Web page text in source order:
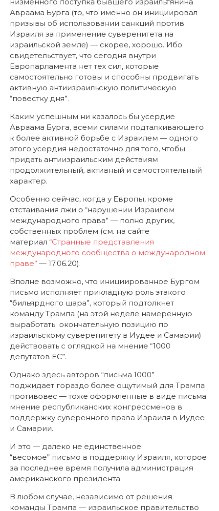
Авраама Бурга (то, что именно он инициировал
призывы об использовании санкций против
Израиля за применение суверенитета на
израильской земле) — скорее, хорошо. Ибо
свидетельствует, что сегодня внутри
Европарламента нет тех сил, которые
самостоятельно готовы и способны продвигать
активную антиизраильскую политическую
“повестку дня”.
Каким успешным ни казалось бы усердие
Авраама Бурга, всеми силами подталкивающего
к более активной борьбе с Израилем — одного
этого усердия недостаточно для того, чтобы
придать антиизраильским действиям
продолжительный, активный и самостоятельный
характер.
Особенно сейчас, когда у Европы, кроме
отстаивания лжи о “нарушении Израилем
международного права” — полно других,
собственных проблем (см. на сайте
материал “Странные представления
международного сообщества о международном
праве” — 17.06.20).
Вполне возможно, что инициированное Бургом
письмо исполняет прикладную роль этакого
“бильярдного шара”, который подтолкнет
команду Трампа (на этой неделе намеренную
выработать окончательную позицию по
израильскому суверенитету в Иудее и Самарии)
действовать с оглядкой на мнение “1000
депутатов ЕС”.
Однако здесь авторов “письма 1000”
поджидает гораздо более ощутимый для Трампа
противовес — тоже оформленные в виде письма
мнение республиканских конгрессменов в
поддержку суверенного права Израиля в Иудее
и Самарии.
И это — далеко не единственное
“весомое” письмо в поддержку Израиля, которое
за последнее время получила администрация
американского президента.
В любом случае, независимо от решения
команды Трампа — израильское правительство